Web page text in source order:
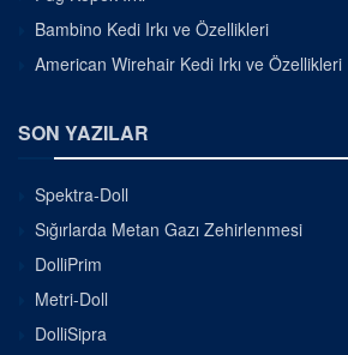
Bambino Kedi Irkı ve Özellikleri
American Wirehair Kedi Irkı ve Özellikleri
SON YAZILAR
Spektra-Doll
Sığırlarda Metan Gazı Zehirlenmesi
DolliPrim
Metri-Doll
DolliSipra